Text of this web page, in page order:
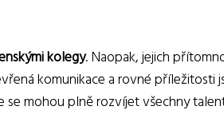
kolegy. Naopak, jejich
komunikace a rovné příležitosti
mohou plně rozvíjet všechny